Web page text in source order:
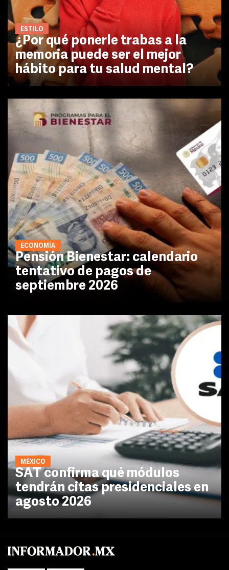
ESTILO
¿Por qué ponerle trabas a la
memoria puede ser el mejor
hábito para tu salud mental?
ECONOMÍA
Pensión Bienestar: calendario
tentativo de pagos de
septiembre 2026
MÉXICO
SAT confirma qué módulos
tendrán citas presidenciales en
agosto 2026